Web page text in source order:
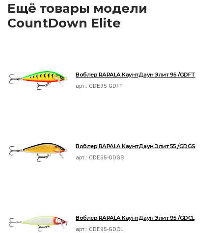
Ещё товары модели
CountDown Elite
Воблер RAPALA КаунтДаун Элит 95 /GDFT
арт.: CDE95-GDFT
Воблер RAPALA КаунтДаун Элит 55 /GDGS
арт.: CDE55-GDGS
Воблер RAPALA КаунтДаун Элит 95 /GDCL
арт.: CDE95-GDCL